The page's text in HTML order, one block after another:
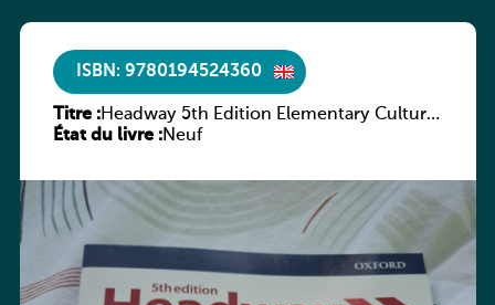
ISBN: 9780194524360
Titre :Headway 5th Edition Elementary Culture
and Literature Companion
État du livre :Neuf